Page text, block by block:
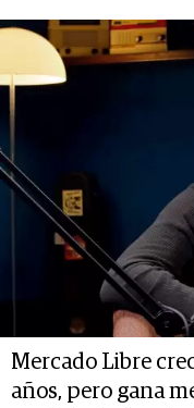
Mercado Libre
años, pero gana